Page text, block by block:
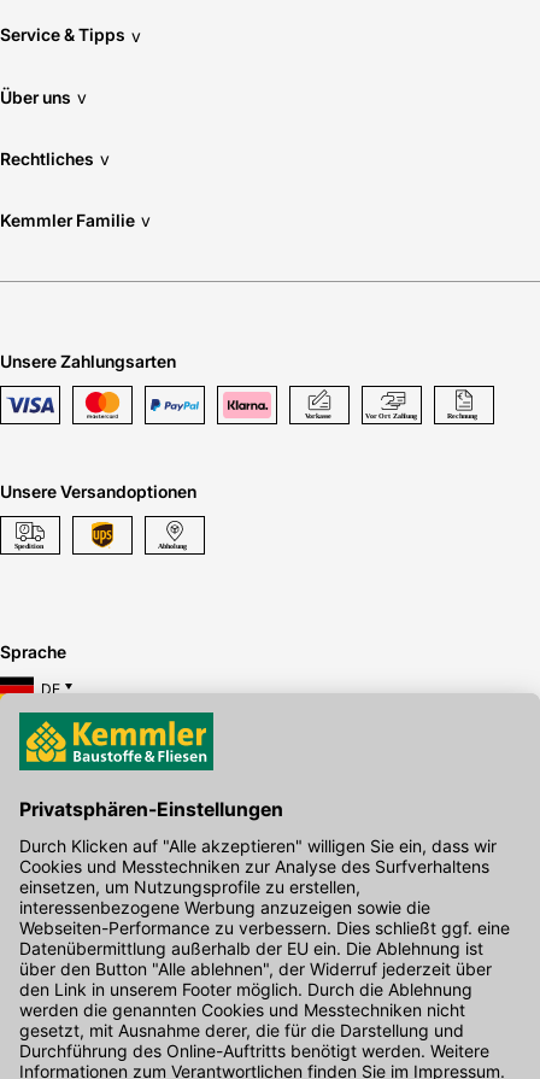
Service & Tipps v
Über uns v
Rechtliches v
Kemmler Familie v
Unsere Zahlungsarten
Unsere Versandoptionen
Sprache
DE
Hier gibt's die kostenlose App
Kontakt
Unser Onlineshop Team ist montags bis freitags von 08:00 - 17:00
Uhr unter der Telefonnummer07071 / 151-151für Sie erreichbar.